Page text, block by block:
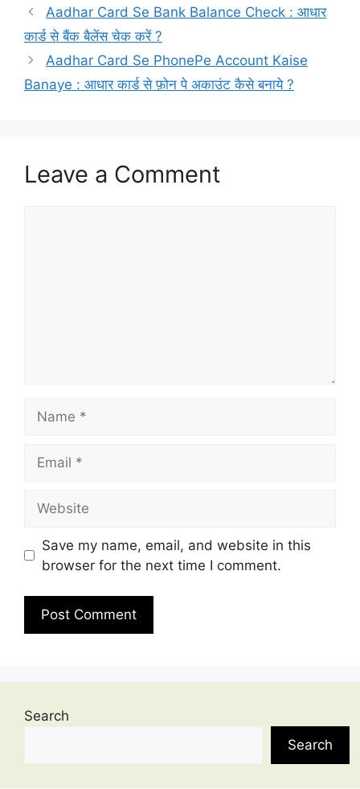
Aadhar Card Se Bank Balance Check : आधार
कार्ड से बैंक बैलेंस चेक करें ?
Aadhar Card Se PhonePe Account Kaise
Banaye : आधार कार्ड से फ़ोन पे अकाउंट कैसे बनाये ?
Leave a Comment
Save my name, email, and website in this
browser for the next time I comment.
Search
Search